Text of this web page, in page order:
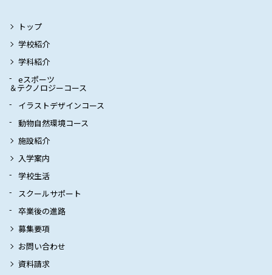
トップ
学校紹介
学科紹介
eスポーツ
＆テクノロジーコース
イラストデザインコース
動物自然環境コース
施設紹介
入学案内
学校生活
スクールサポート
卒業後の進路
募集要項
お問い合わせ
資料請求